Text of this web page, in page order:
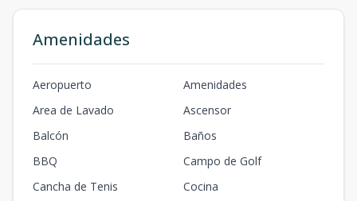
Amenidades
Aeropuerto
Amenidades
Area de Lavado
Ascensor
Balcón
Baños
BBQ
Campo de Golf
Cancha de Tenis
Cocina